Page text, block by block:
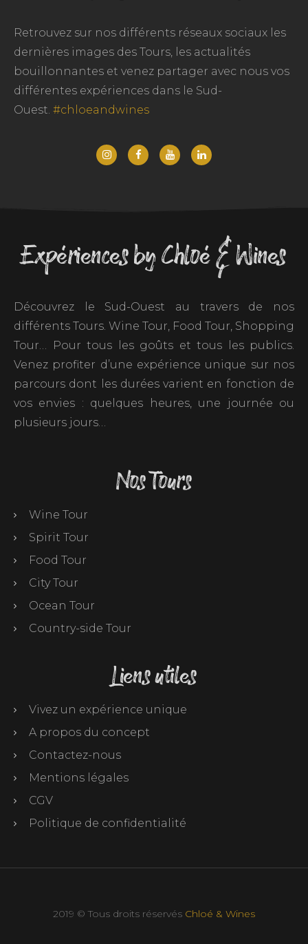
Retrouvez sur nos différents réseaux sociaux les
dernières images des Tours, les actualités
bouillonnantes et venez partager avec nous vos
différentes expériences dans le Sud-
Ouest. #chloeandwines
Expériences by Chloé & Wines
Découvrez le Sud-Ouest au travers de nos
différents Tours. Wine Tour, Food Tour, Shopping
Tour… Pour tous les goûts et tous les publics.
Venez profiter d’une expérience unique sur nos
parcours dont les durées varient en fonction de
vos envies : quelques heures, une journée ou
plusieurs jours…
Nos Tours
Wine Tour
Spirit Tour
Food Tour
City Tour
Ocean Tour
Country-side Tour
Liens utiles
Vivez un expérience unique
A propos du concept
Contactez-nous
Mentions légales
CGV
Politique de confidentialité
2019 © Tous droits réservés Chloé & Wines